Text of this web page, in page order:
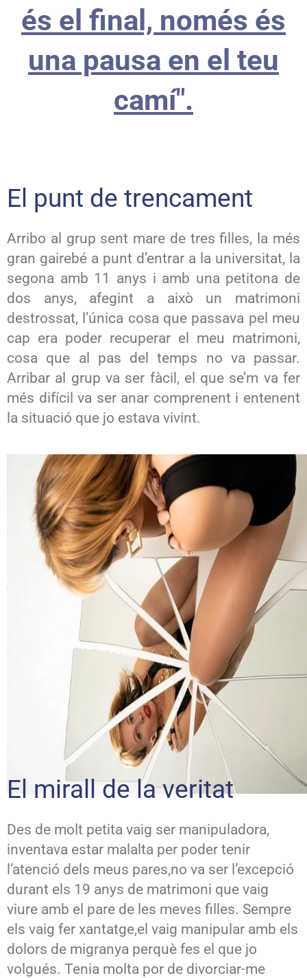
és el final, només és
una pausa en el teu
camí".
El punt de trencament
Arribo al grup sent mare de tres filles, la més
gran gairebé a punt d’entrar a la universitat, la
segona amb 11 anys i amb una petitona de
dos anys, afegint a això un matrimoni
destrossat, l’única cosa que passava pel meu
cap era poder recuperar el meu matrimoni,
cosa que al pas del temps no va passar.
Arribar al grup va ser fàcil, el que se’m va fer
més difícil va ser anar comprenent i entenent
la situació que jo estava vivint.
El mirall de la veritat
Des de molt petita vaig ser manipuladora,
inventava estar malalta per poder tenir
l’atenció dels meus pares,no va ser l’excepció
durant els 19 anys de matrimoni que vaig
viure amb el pare de les meves filles. Sempre
els vaig fer xantatge,el vaig manipular amb els
dolors de migranya perquè fes el que jo
volgués. Tenia molta por de divorciar-me